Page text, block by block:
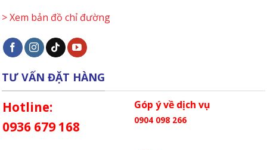
> Xem bản đồ chỉ đường
TƯ VẤN ĐẶT HÀNG
Hotline:
0936 679 168
Góp ý về dịch vụ
0904 098 266